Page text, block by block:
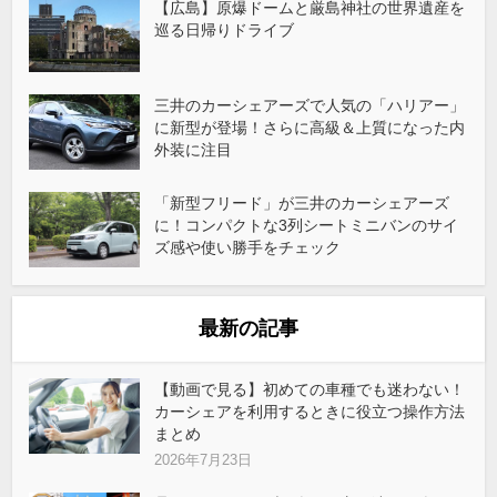
【広島】原爆ドームと厳島神社の世界遺産を
巡る日帰りドライブ
三井のカーシェアーズで人気の「ハリアー」
に新型が登場！さらに高級＆上質になった内
外装に注目
「新型フリード」が三井のカーシェアーズ
に！コンパクトな3列シートミニバンのサイ
ズ感や使い勝手をチェック
最新の記事
【動画で見る】初めての車種でも迷わない！
カーシェアを利用するときに役立つ操作方法
まとめ
2026年7月23日